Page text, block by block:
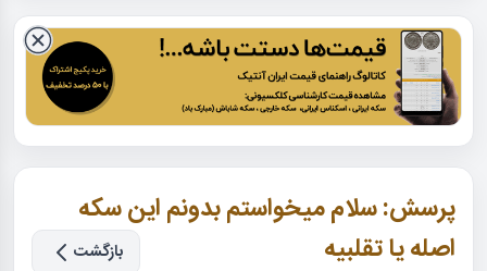
پرسش: سلام میخواستم بدونم این سکه
اصله یا تقلبیه
بازگشت